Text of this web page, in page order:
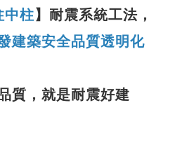
柱】耐震系統工法，
建築安全品質透明化
質，就是耐震好建